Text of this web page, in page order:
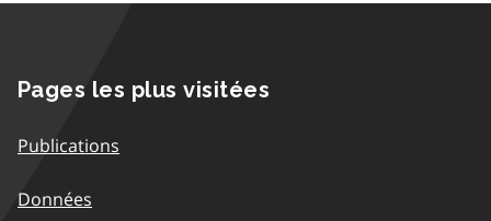
Pages les plus visitées
Publications
Données